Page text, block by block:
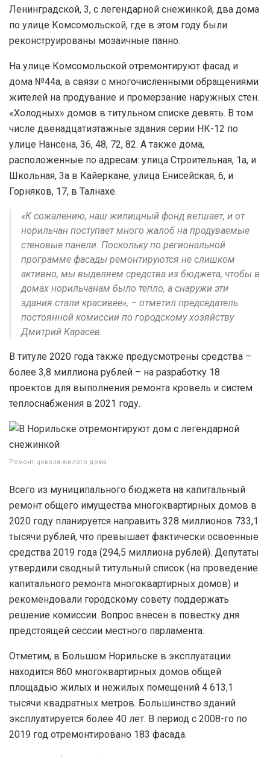
Ленинградской, 3, с легендарной снежинкой, два дома
по улице Комсомольской, где в этом году были
реконструированы мозаичные панно.
На улице Комсомольской отремонтируют фасад и
дома №44а, в связи с многочисленными обращениями
жителей на продувание и промерзание наружных стен.
«Холодных» домов в титульном списке девять. В том
числе двенадцатиэтажные здания серии НК-12 по
улице Нансена, 36, 48, 72, 82. А также дома,
расположенные по адресам: улица Строительная, 1а, и
Школьная, 3а в Кайеркане, улица Енисейская, 6, и
Горняков, 17, в Талнахе.
«К сожалению, наш жилищный фонд ветшает, и от
норильчан поступает много жалоб на продуваемые
стеновые панели. Поскольку по региональной
программе фасады ремонтируются не слишком
активно, мы выделяем средства из бюджета, чтобы в
домах норильчанам было тепло, а снаружи эти
здания стали красивее», – отметил председатель
постоянной комиссии по городскому хозяйству
Дмитрий Карасев.
В титуле 2020 года также предусмотрены средства –
более 3,8 миллиона рублей – на разработку 18
проектов для выполнения ремонта кровель и систем
теплоснабжения в 2021 году.
Ремонт цоколя жилого дома
Всего из муниципального бюджета на капитальный
ремонт общего имущества многоквартирных домов в
2020 году планируется направить 328 миллионов 733,1
тысячи рублей, что превышает фактически освоенные
средства 2019 года (294,5 миллиона рублей). Депутаты
утвердили сводный титульный список (на проведение
капитального ремонта многоквартирных домов) и
рекомендовали городскому совету поддержать
решение комиссии. Вопрос внесен в повестку дня
предстоящей сессии местного парламента.
Отметим, в Большом Норильске в эксплуатации
находится 860 многоквартирных домов общей
площадью жилых и нежилых помещений 4 613,1
тысячи квадратных метров. Большинство зданий
эксплуатируется более 40 лет. В период с 2008-го по
2019 год отремонтировано 183 фасада.